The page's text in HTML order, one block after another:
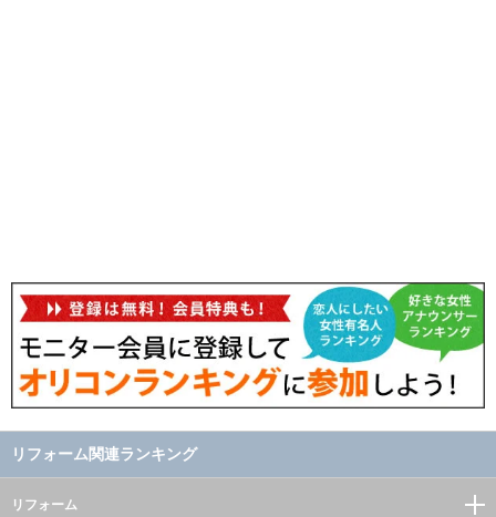
リフォーム関連ランキング
リフォーム